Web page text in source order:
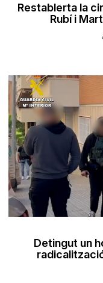
Restablerta la
Rubí i
Detingut un